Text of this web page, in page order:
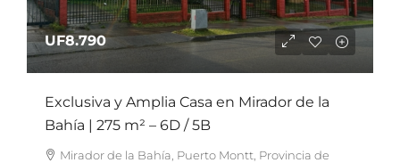
UF8.790
Exclusiva y Amplia Casa en Mirador de la
Bahía | 275 m² – 6D / 5B
Mirador de la Bahía, Puerto Montt, Provincia de